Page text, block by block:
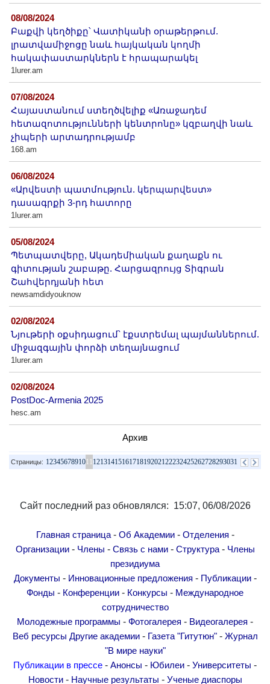
08/08/2024
Բաքվի կեղծիքը՝ Վատիկանի օրաթերթում.
լրատվամիջոցը նաև հայկական կողմի
հակափաստարկներն է հրապարակել
1lurer.am
07/08/2024
Հայաստանում ստեղծվելիք «Առաջադեմ
հետազոտությունների կենտրոնը» կզբաղվի նաև
չիպերի արտադրությամբ
168.am
06/08/2024
«Արվեստի պատմություն. կերպարվեստ»
դասագրքի 3-րդ հատորը
1lurer.am
05/08/2024
Պետպատվերը, Ակադեմիական քաղաքն ու
գիտության շաբաթը. Հարցազրույց Տիգրան
Շահվերդյանի հետ
newsamdidyouknow
02/08/2024
Նյութերի օքսիդացում՝ էքստրեմալ պայմաններում.
միջազգային փորձի տեղայնացում
1lurer.am
02/08/2024
PostDoc-Armenia 2025
hesc.am
Архив
Страницы: 1234567891011 1213141516171819202122232425262728293031
Сайт последний раз обновлялся: 15:07, 06/08/2026
Главная страница- Об Академии- Отделения -
Организации- Члены - Связь с нами- Структура- Члены
президиума
Документы - Инновационные предложения - Публикации-
Фонды - Конференции - Конкурсы - Международное
сотрудничество
Молодежные программы - Фотогалерея - Видеогалерея -
Веб ресурсы Другие академии- Газета "Гитутюн"- Журнал
"В мире науки"
Публикации в прессе - Анонсы - Юбилеи - Университеты -
Новости- Научные результаты - Ученые диаспоры